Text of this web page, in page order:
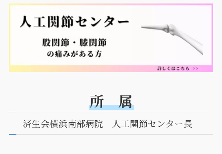
所 属
済生会横浜南部病院 人工関節センター長